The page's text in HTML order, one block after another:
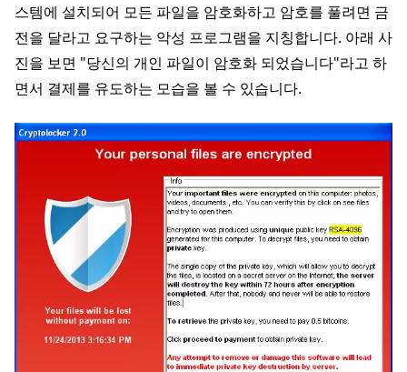
스템에 설치되어 모든 파일을 암호화하고 암호를 풀려면 금
전을 달라고 요구하는 악성 프로그램을 지칭합니다. 아래 사
진을 보면 "당신의 개인 파일이 암호화 되었습니다"라고 하
면서 결제를 유도하는 모습을 볼 수 있습니다.